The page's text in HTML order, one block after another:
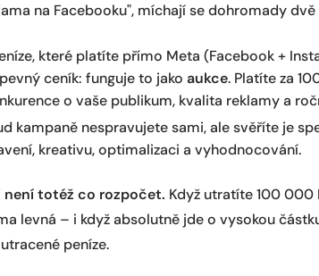
na Facebooku", míchají se dohromady
které platíte přímo Meta (Facebook +
ceník: funguje to jako aukce. Platíte za
o vaše publikum, kvalita reklamy a
kampaně nespravujete sami, ale svěříte je
kreativu, optimalizaci a vyhodnocování.
není totéž co rozpočet. Když utratíte 100 000
levná – i když absolutně jde o vysokou
peníze.